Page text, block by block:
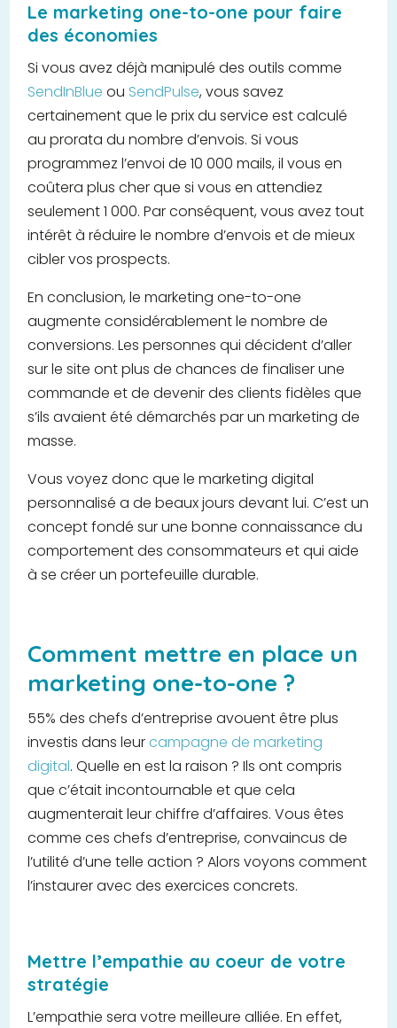
Le marketing one-to-one pour faire
des économies
Si vous avez déjà manipulé des outils comme
SendInBlue ou SendPulse, vous savez
certainement que le prix du service est calculé
au prorata du nombre d’envois. Si vous
programmez l’envoi de 10 000 mails, il vous en
coûtera plus cher que si vous en attendiez
seulement 1 000. Par conséquent, vous avez tout
intérêt à réduire le nombre d’envois et de mieux
cibler vos prospects.
En conclusion, le marketing one-to-one
augmente considérablement le nombre de
conversions. Les personnes qui décident d’aller
sur le site ont plus de chances de finaliser une
commande et de devenir des clients fidèles que
s’ils avaient été démarchés par un marketing de
masse.
Vous voyez donc que le marketing digital
personnalisé a de beaux jours devant lui. C’est un
concept fondé sur une bonne connaissance du
comportement des consommateurs et qui aide
à se créer un portefeuille durable.
Comment mettre en place un
marketing one-to-one ?
55% des chefs d’entreprise avouent être plus
investis dans leur campagne de marketing
digital. Quelle en est la raison ? Ils ont compris
que c’était incontournable et que cela
augmenterait leur chiffre d’affaires. Vous êtes
comme ces chefs d’entreprise, convaincus de
l’utilité d’une telle action ? Alors voyons comment
l’instaurer avec des exercices concrets.
Mettre l’empathie au coeur de votre
stratégie
L’empathie sera votre meilleure alliée. En effet,